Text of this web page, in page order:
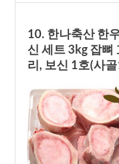
10. 한나축산 한
신 세트 3kg 잡뼈
리, 보신 1호(사